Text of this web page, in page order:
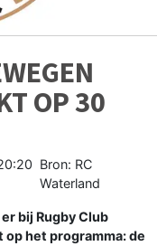
OP 30
Bron: RC
Waterland
bij Rugby Club
het programma: de